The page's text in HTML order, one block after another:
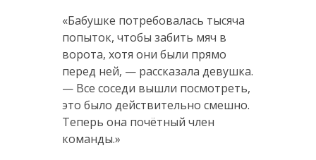
«Бабушке потребовалась тысяча
попыток, чтобы забить мяч в
ворота, хотя они были прямо
перед ней, — рассказала девушка.
— Все соседи вышли посмотреть,
это было действительно смешно.
Теперь она почётный член
команды.»